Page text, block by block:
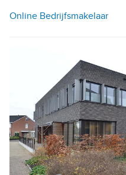
Online Bedrijfsmakelaar